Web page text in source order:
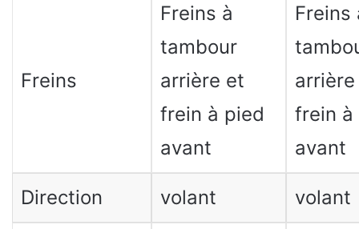
Freins
Freins à
tambour
arrière et
frein à pied
avant
Freins
frein à
avant
Direction volant volant